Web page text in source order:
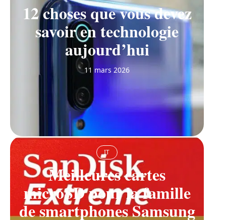
12 choses que vous devez
savoir en technologie
aujourd’hui
11 mars 2026
IT
Meilleures cartes
microSD pour la famille
de smartphones Samsung